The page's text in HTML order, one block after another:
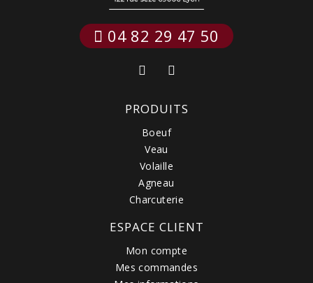
04 82 29 47 50
PRODUITS
Boeuf
Veau
Volaille
Agneau
Charcuterie
ESPACE CLIENT
Mon compte
Mes commandes